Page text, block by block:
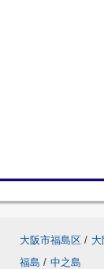
大阪市福島区 /
福島 / 中之島